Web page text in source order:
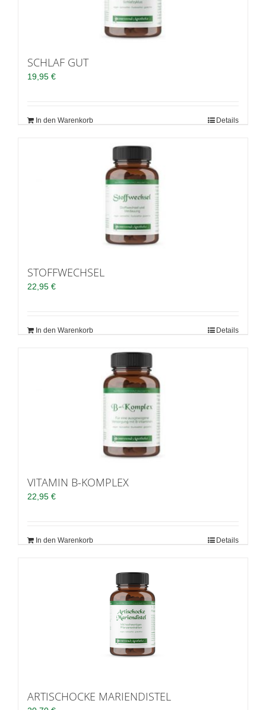
SCHLAF GUT
19,95 €
In den Warenkorb Details
STOFFWECHSEL
22,95 €
In den Warenkorb Details
VITAMIN B-KOMPLEX
22,95 €
In den Warenkorb Details
ARTISCHOCKE MARIENDISTEL